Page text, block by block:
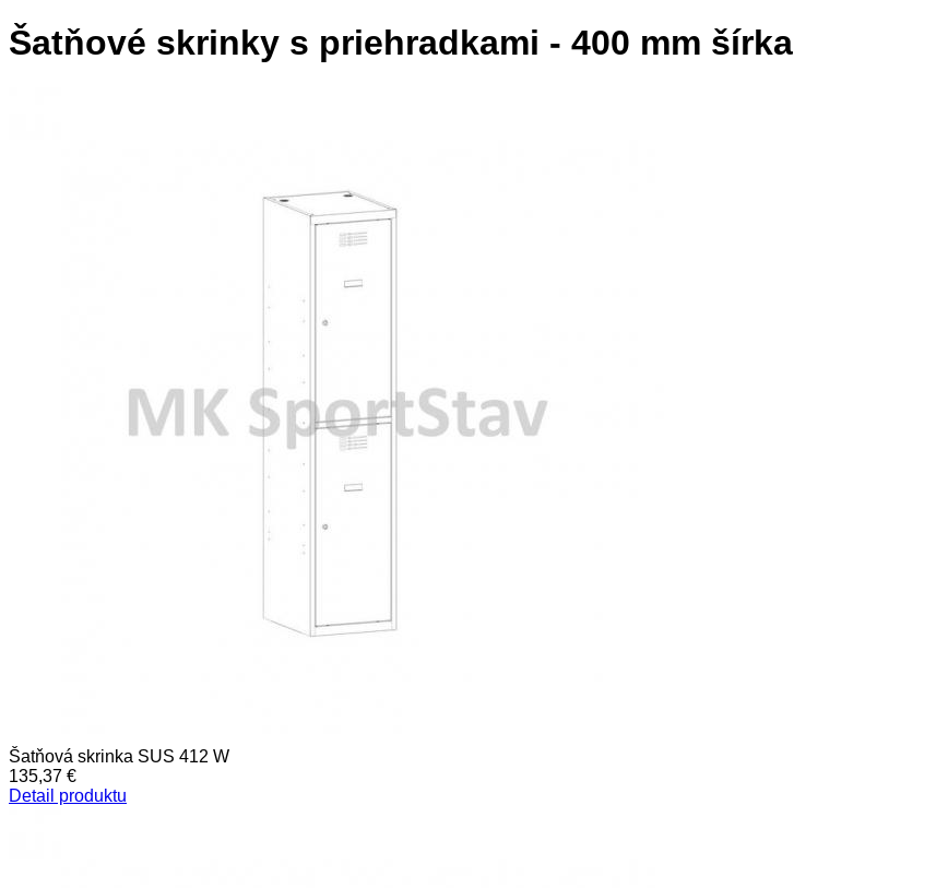
Šatňové skrinky s priehradkami - 400 mm šírka
Šatňová skrinka SUS 412 W
135,37 €
Detail produktu